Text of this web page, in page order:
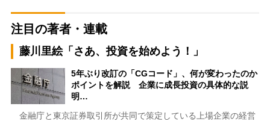
注目の著者・連載
藤川里絵「さあ、投資を始めよう！」
5年ぶり改訂の「CGコード」、何が変わったのか
ポイントを解説 企業に成長投資の具体的な説
明…
金融庁と東京証券取引所が共同で策定している上場企業の経営